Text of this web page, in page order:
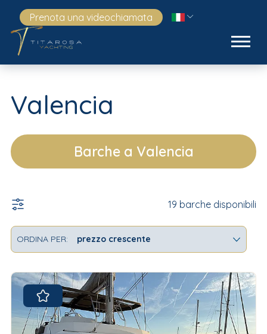
Prenota una videochiamata
Valencia
Barche a Valencia
19 barche disponibili
ORDINA PER: